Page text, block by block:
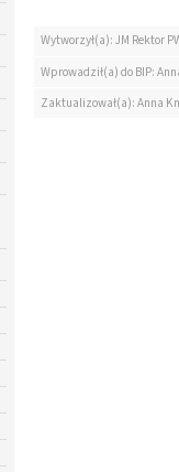
Wytworzył(a): JM Rektor
Wprowadził(a) do BIP:
Zaktualizował(a): Anna